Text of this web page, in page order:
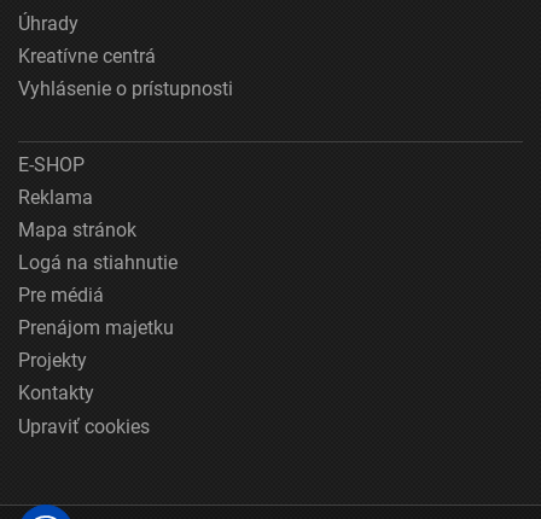
Úhrady
Kreatívne centrá
Vyhlásenie o prístupnosti
E-SHOP
Reklama
Mapa stránok
Logá na stiahnutie
Pre médiá
Prenájom majetku
Projekty
Kontakty
Upraviť cookies